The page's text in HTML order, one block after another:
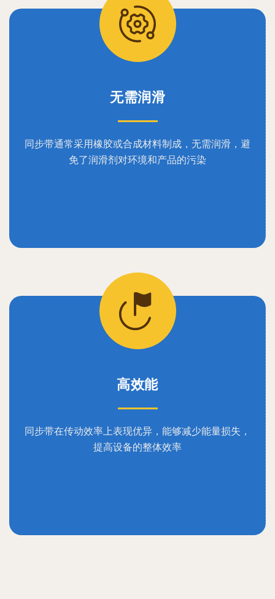
无需润滑
同步带通常采用橡胶或合成材料制成，无需润滑，避
免了润滑剂对环境和产品的污染
高效能
同步带在传动效率上表现优异，能够减少能量损失，
提高设备的整体效率